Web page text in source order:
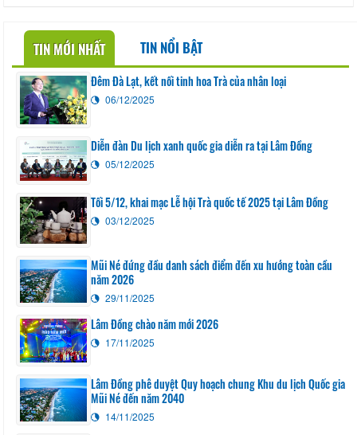
TIN MỚI NHẤT TIN NỔI BẬT
Đêm Đà Lạt, kết nối tinh hoa Trà của nhân loại
06/12/2025
Diễn đàn Du lịch xanh quốc gia diễn ra tại Lâm Đồng
05/12/2025
Tối 5/12, khai mạc Lễ hội Trà quốc tế 2025 tại Lâm Đồng
03/12/2025
Mũi Né đứng đầu danh sách điểm đến xu hướng toàn cầu
năm 2026
29/11/2025
Lâm Đồng chào năm mới 2026
17/11/2025
Lâm Đồng phê duyệt Quy hoạch chung Khu du lịch Quốc gia
Mũi Né đến năm 2040
14/11/2025